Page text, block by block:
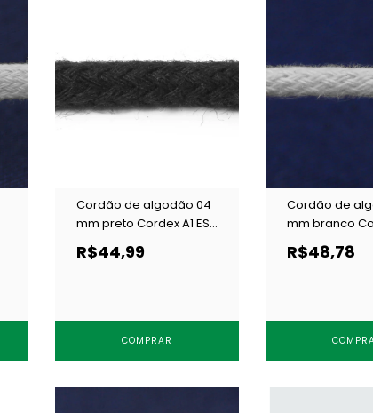
Cordão de algodão 04
mm preto Cordex A1 ESP
c/ 50 m
R$44,99
COMPRAR
Cordão de
mm branco
c/ 100 m
R$48,78